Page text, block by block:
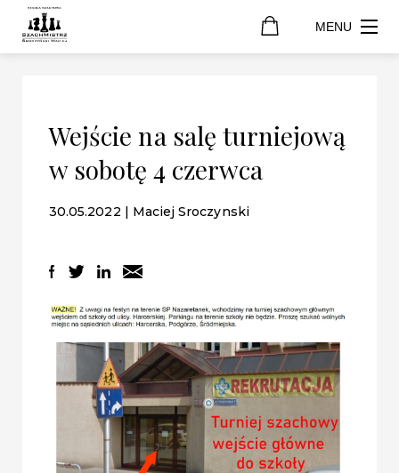
MENU
Wejście na salę turniejową
w sobotę 4 czerwca
30.05.2022 | Maciej Sroczynski